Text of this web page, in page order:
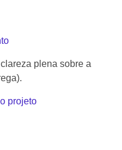
plena sobre a
projeto